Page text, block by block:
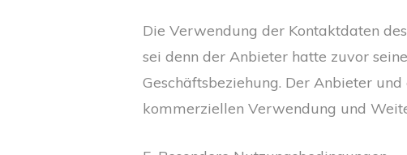
Die Verwendung der Kontaktdaten
sei denn der Anbieter hatte zuvor
Geschäftsbeziehung. Der Anbieter
kommerziellen Verwendung und